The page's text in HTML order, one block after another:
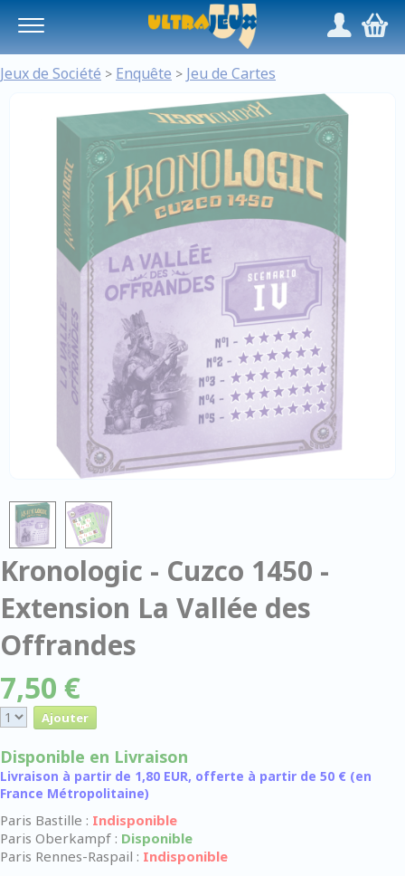
/,
Jeux de Société > Enquête > Jeu de Cartes
Kronologic - Cuzco 1450 -
Extension La Vallée des
Offrandes
7,50 €
Disponible en Livraison
Livraison à partir de 1,80 EUR, offerte à partir de 50 € (en
France Métropolitaine)
Paris Bastille : Indisponible
Paris Oberkampf : Disponible
Paris Rennes-Raspail : Indisponible